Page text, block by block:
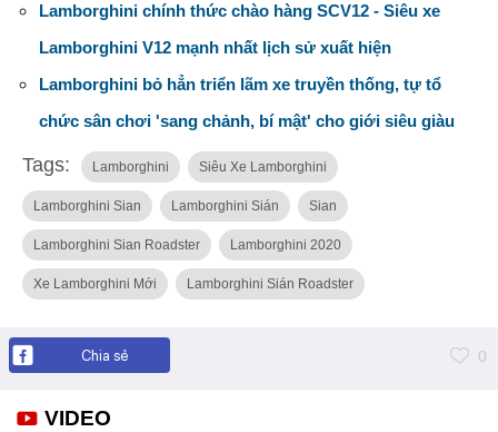
Lamborghini chính thức chào hàng SCV12 - Siêu xe
Lamborghini V12 mạnh nhất lịch sử xuất hiện
Lamborghini bỏ hẳn triển lãm xe truyền thống, tự tổ
chức sân chơi 'sang chảnh, bí mật' cho giới siêu giàu
Tags: Lamborghini Siêu Xe Lamborghini
Lamborghini Sian Lamborghini Sián Sian
Lamborghini Sian Roadster Lamborghini 2020
Xe Lamborghini Mới Lamborghini Sián Roadster
Chia sẻ 0
VIDEO